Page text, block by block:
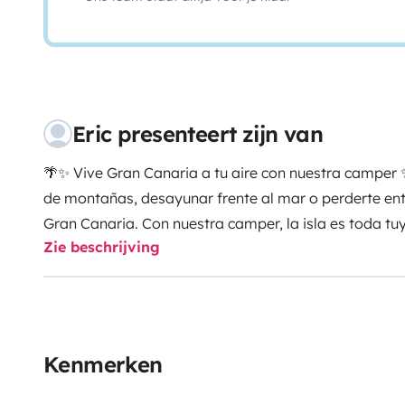
Eric presenteert zijn van
🌴✨ Vive Gran Canaria a tu aire con nuestra camper
de montañas, desayunar frente al mar o perderte
Gran Canaria. Con nuestra camper, la isla es toda
caminos rurales y rincones mágicos donde disfrutar
sobre ruedas incluye:🚿 Ducha interior y exterior
espacio habitable.
Zie beschrijving
Kenmerken